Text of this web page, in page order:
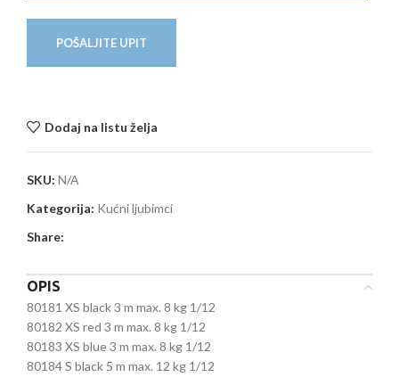
POŠALJITE UPIT
Dodaj na listu želja
SKU: N/A
Kategorija: Kućni ljubimci
Share:
OPIS
80181 XS black 3 m max. 8 kg 1/12
80182 XS red 3 m max. 8 kg 1/12
80183 XS blue 3 m max. 8 kg 1/12
80184 S black 5 m max. 12 kg 1/12